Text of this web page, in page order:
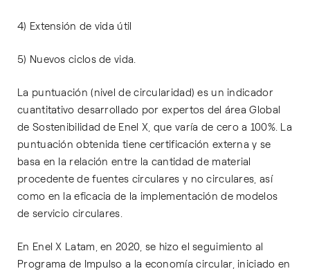
4) Extensión de vida útil
5) Nuevos ciclos de vida.
La puntuación (nivel de circularidad) es un indicador
cuantitativo desarrollado por expertos del área Global
de Sostenibilidad de Enel X, que varía de cero a 100%. La
puntuación obtenida tiene certificación externa y se
basa en la relación entre la cantidad de material
procedente de fuentes circulares y no circulares, así
como en la eficacia de la implementación de modelos
de servicio circulares.
En Enel X Latam, en 2020, se hizo el seguimiento al
Programa de Impulso a la economía circular, iniciado en